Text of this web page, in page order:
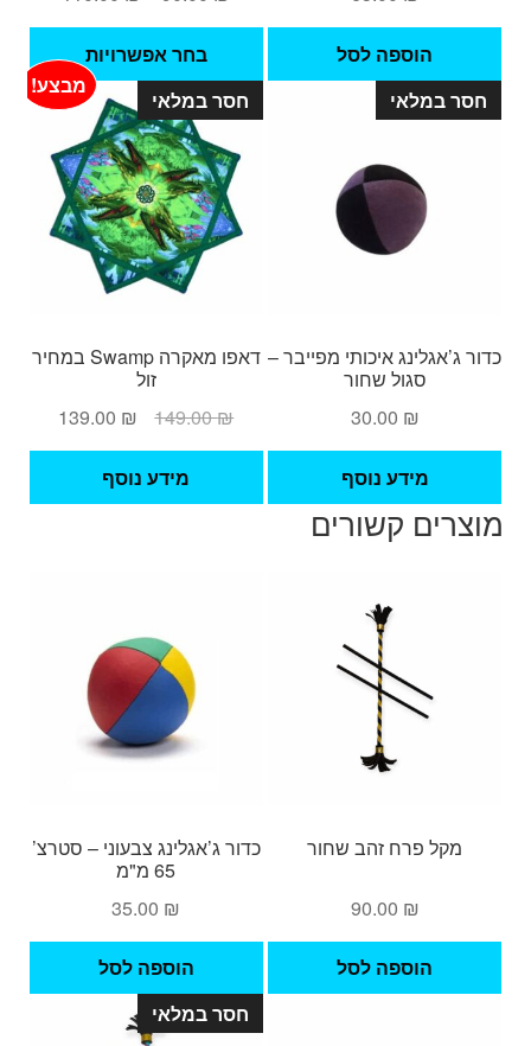
הוספה לסל
מחירים:
עד
⁦110.00 ₪⁩
בחר אפשרויות
זה
יש
חסר במלאי
כדור ג’אגלינג איכותי מפייבר –
סגול שחור
30.00 ₪
מידע נוסף
חסר במלאי
דאפו מאקרה Swamp במחיר
זול
מבצע!
149.00₪
המחיר
המקורי
היה:
149.00 ₪.
139.00 ₪
המחיר
הנוכחי
139.00 ₪.
מידע נוסף
מוצרים קשורים
מקל פרח זהב שחור
90.00 ₪
הוספה לסל
כדור ג’אגלינג צבעוני – סטרצ’
65 מ"מ
35.00 ₪
הוספה לסל
חסר במלאי